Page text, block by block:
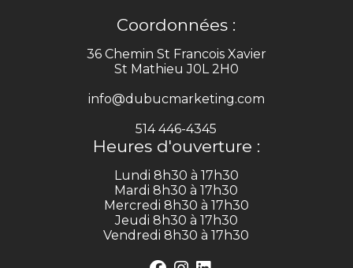
Coordonnées :
36 Chemin St Francois Xavier
St Mathieu J0L 2H0
info@dubucmarketing.com
514 446-4345
Heures d'ouverture :
Lundi 8h30 à 17h30
Mardi 8h30 à 17h30
Mercredi 8h30 à 17h30
Jeudi 8h30 à 17h30
Vendredi 8h30 à 17h30